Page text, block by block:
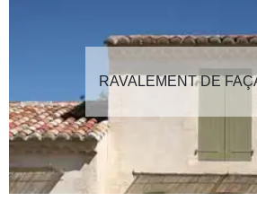
RAVALEMENT DE